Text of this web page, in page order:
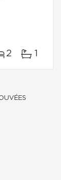
2 1